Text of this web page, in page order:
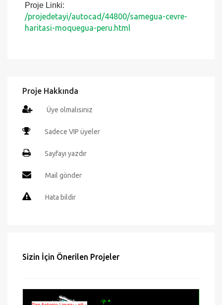
Proje Linki:
/projedetayi/autocad/44800/samegua-cevre-
haritasi-moquegua-peru.html
Proje Hakkında
Üye olmalısınız
Sadece VIP üyeler
Sayfayı yazdır
Mail gönder
Hata bildir
Sizin İçin Önerilen Projeler